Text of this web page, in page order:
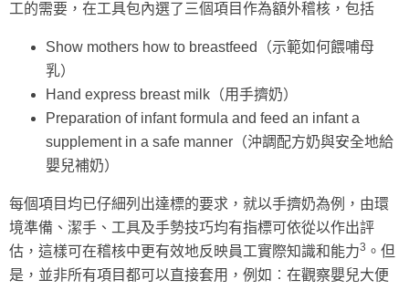
工的需要，在工具包內選了三個項目作為額外稽核，包括
Show mothers how to breastfeed（示範如何餵哺母
乳）
Hand express breast milk（用手擠奶）
Preparation of infant formula and feed an infant a
supplement in a safe manner（沖調配方奶與安全地給
嬰兒補奶）
每個項目均已仔細列出達標的要求，就以手擠奶為例，由環
境準備、潔手、工具及手勢技巧均有指標可依從以作出評
估，這樣可在稽核中更有效地反映員工實際知識和能力3 。但
是，並非所有項目都可以直接套用，例如︰在觀察嬰兒大便